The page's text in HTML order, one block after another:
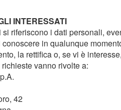
INTERESSATI
si riferiscono i dati personali,
in qualunque
la rettifica o, se vi è
vanno rivolte a:
42